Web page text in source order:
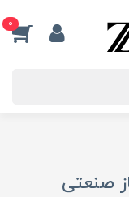
0
صنعتی